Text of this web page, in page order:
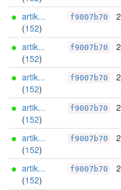
artik...
(152)
f9007b70
artik...
(152)
f9007b70
artik...
(152)
f9007b70
artik...
(152)
f9007b70
artik...
(152)
f9007b70
artik...
(152)
f9007b70